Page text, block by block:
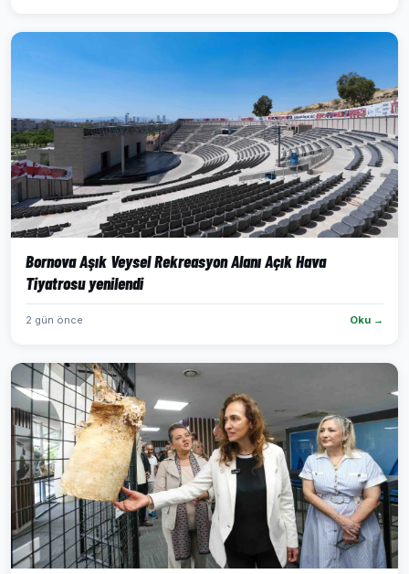
Bornova Aşık Veysel Rekreasyon Alanı Açık Hava
Tiyatrosu yenilendi
2 gün önce Oku →